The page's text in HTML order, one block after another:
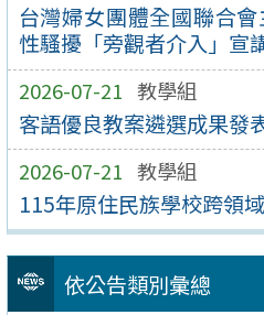
台灣婦女團體全國聯合
性騷擾「旁觀者介入」宣
2026-07-21 教學組
客語優良教案遴選成果發
2026-07-21 教學組
115年原住民族學校跨領
依公告類別彙總